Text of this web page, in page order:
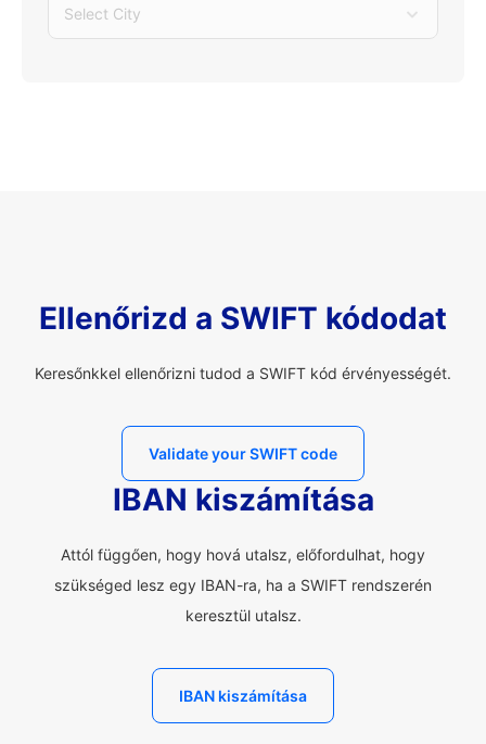
Select City
Ellenőrizd a SWIFT kódodat
Keresőnkkel ellenőrizni tudod a SWIFT kód érvényességét.
Validate your SWIFT code
IBAN kiszámítása
Attól függően, hogy hová utalsz, előfordulhat, hogy
szükséged lesz egy IBAN-ra, ha a SWIFT rendszerén
keresztül utalsz.
IBAN kiszámítása